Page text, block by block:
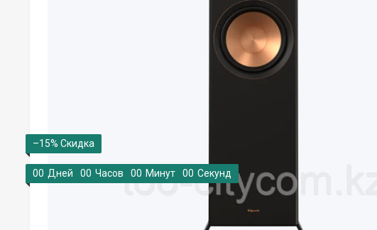
–15%
00 Дней 00 Часов 00 Минут 00 Секунд